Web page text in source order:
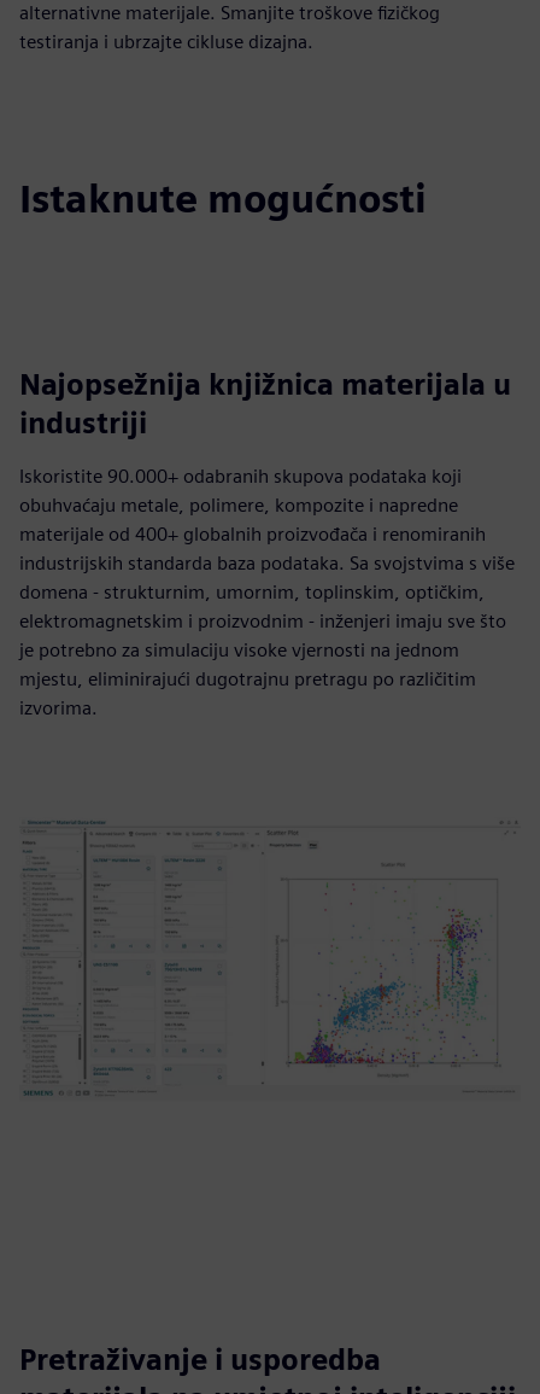
alternativne materijale. Smanjite troškove fizičkog
testiranja i ubrzajte cikluse dizajna.
Istaknute mogućnosti
Najopsežnija knjižnica materijala u
industriji
Iskoristite 90.000+ odabranih skupova podataka koji
obuhvaćaju metale, polimere, kompozite i napredne
materijale od 400+ globalnih proizvođača i renomiranih
industrijskih standarda baza podataka. Sa svojstvima s više
domena - strukturnim, umornim, toplinskim, optičkim,
elektromagnetskim i proizvodnim - inženjeri imaju sve što
je potrebno za simulaciju visoke vjernosti na jednom
mjestu, eliminirajući dugotrajnu pretragu po različitim
izvorima.
Pretraživanje i usporedba